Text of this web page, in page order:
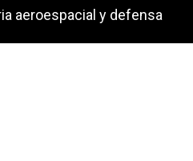
aeroespacial y defensa